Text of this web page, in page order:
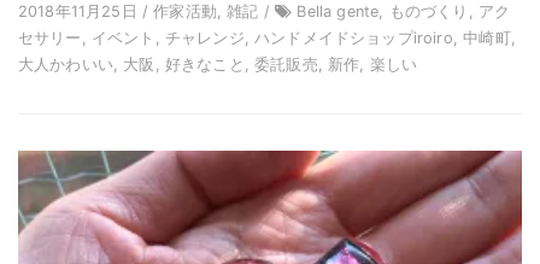
2018年11月25日 / 作家活動, 雑記 /
Bella gente, ものづくり, アク
セサリー, イベント, チャレンジ, ハンドメイドショップiroiro, 中崎町,
大人かわいい, 大阪, 好きなこと, 委託販売, 新作, 楽しい